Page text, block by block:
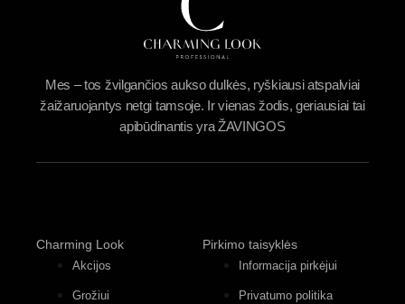
Mes – tos žvilgančios aukso dulkės, ryškiausi atspalviai
žaižaruojantys netgi tamsoje. Ir vienas žodis, geriausiai tai
apibūdinantis yra ŽAVINGOS
Charming Look
Akcijos
Grožiui
Pirkimo taisyklės
Informacija pirkėjui
Privatumo politika